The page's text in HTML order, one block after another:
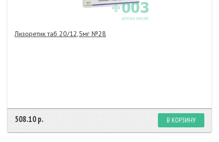
Лизоретик таб 20/12,5мг №28
508.10 р. В КОРЗИНУ